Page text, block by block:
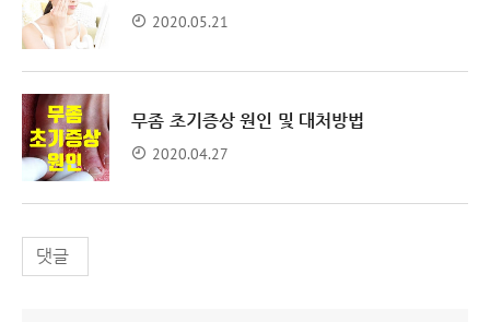
2020.05.21
무좀 초기증상 원인 및 대처방법
2020.04.27
댓글